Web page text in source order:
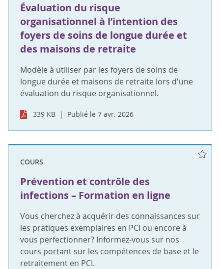
Évaluation du risque
organisationnel à l’intention des
foyers de soins de longue durée et
des maisons de retraite
Modèle à utiliser par les foyers de soins de
longue durée et maisons de retraite lors d'une
évaluation du risque organisationnel.
339 KB Publié le 7 avr. 2026
COURS
Prévention et contrôle des
infections – Formation en ligne
Vous cherchez à acquérir des connaissances sur
les pratiques exemplaires en PCI ou encore à
vous perfectionner? Informez-vous sur nos
cours portant sur les compétences de base et le
retraitement en PCI.